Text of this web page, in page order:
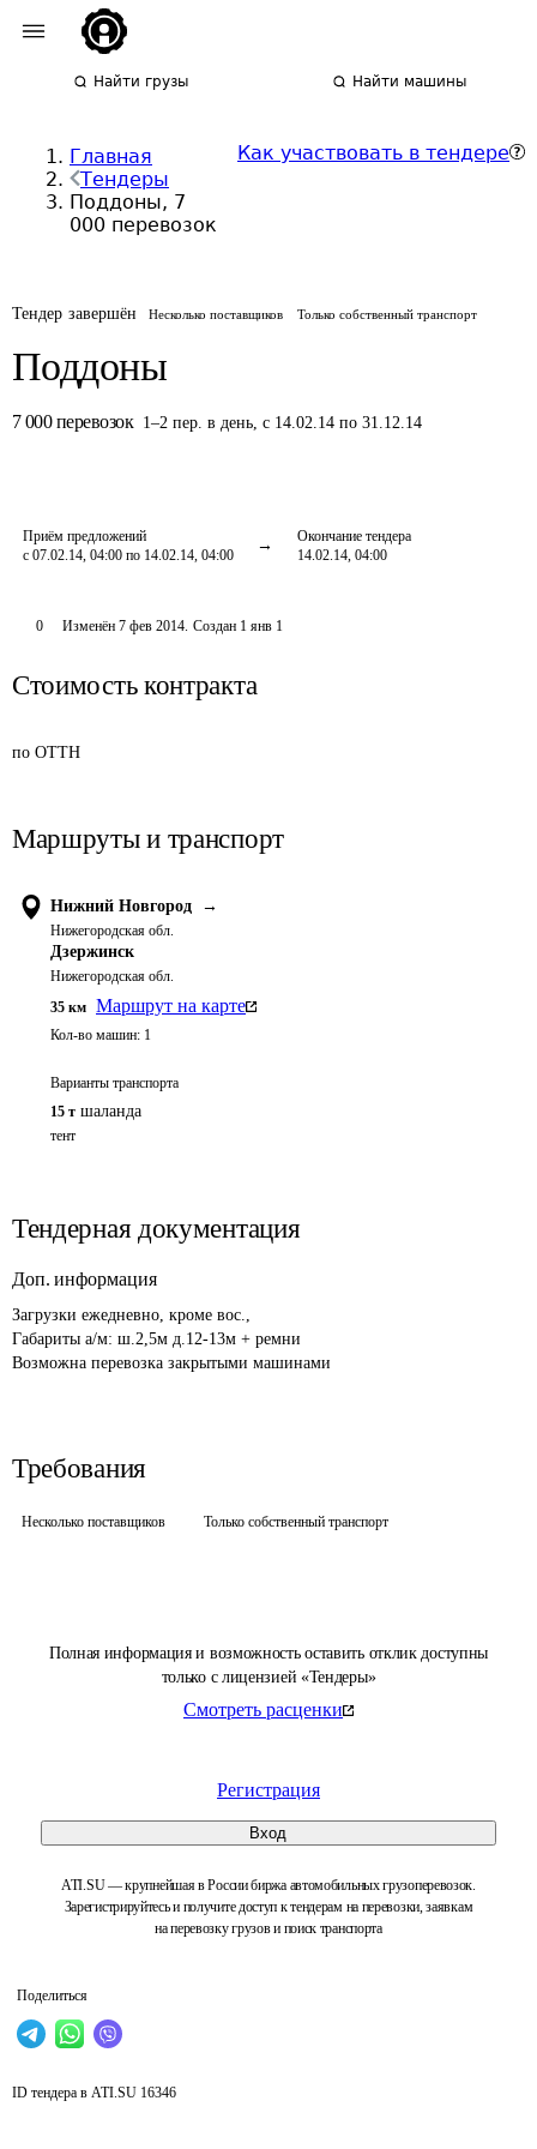
Найти грузы Найти машины
Главная
Тендеры
Поддоны, 7
000 перевозок
Как участвовать в тендере
Тендер завершён Несколько поставщиков Только собственный транспорт
Поддоны
7 000 перевозок 1–2 пер. в день,с 14.02.14 по 31.12.14
Приём предложений
с 07.02.14, 04:00 по 14.02.14, 04:00
Окончание тендера
14.02.14, 04:00
Полная информация и возможность оставить отклик доступны
только с лицензией «Тендеры»
Смотреть расценки
Регистрация
Вход
ATI.SU — крупнейшая в России биржа автомобильных грузоперевозок.
Зарегистрируйтесь и получите доступ к тендерам на перевозки, заявкам
на перевозку грузов и поиск транспорта
Поделиться
0 Изменён 7 фев 2014. Создан 1 янв 1
Стоимость контракта
по ОТТН
Маршруты и транспорт
Нижний Новгород →
Нижегородская обл.
Дзержинск
Нижегородская обл.
35 км Маршрут на карте
Кол-во машин: 1
Варианты транспорта
15 т шаланда
тент
Тендерная документация
Доп. информация
Загрузки ежедневно, кроме вос.,
Габариты а/м: ш.2,5м д.12-13м + ремни
Возможна перевозка закрытыми машинами
Требования
Несколько поставщиков Только собственный транспорт
ID тендера в ATI.SU 16346